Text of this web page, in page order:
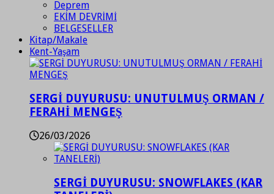
Deprem
EKİM DEVRİMİ
BELGESELLER
Kitap/Makale
Kent-Yaşam
SERGİ DUYURUSU: UNUTULMUŞ ORMAN /
FERAHİ MENGEŞ
26/03/2026
SERGİ DUYURUSU: SNOWFLAKES (KAR